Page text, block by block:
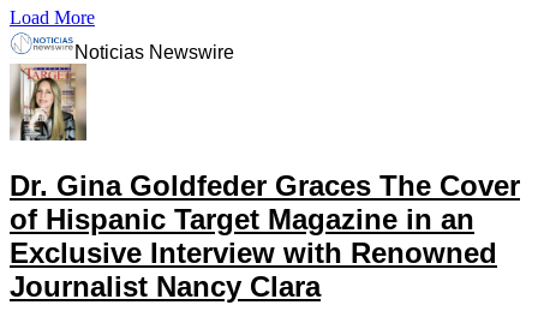
Load More
Noticias Newswire
Dr. Gina Goldfeder Graces The Cover
of Hispanic Target Magazine in an
Exclusive Interview with Renowned
Journalist Nancy Clara